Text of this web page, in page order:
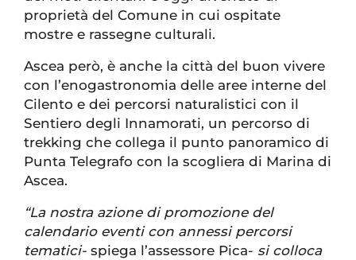
proprietà del Comune in cui ospitate
mostre e rassegne culturali.
Ascea però, è anche la città del buon vivere
con l’enogastronomia delle aree interne del
Cilento e dei percorsi naturalistici con il
Sentiero degli Innamorati, un percorso di
trekking che collega il punto panoramico di
Punta Telegrafo con la scogliera di Marina di
Ascea.
“La nostra azione di promozione del
calendario eventi con annessi percorsi
tematici- spiega l’assessore Pica- si colloca